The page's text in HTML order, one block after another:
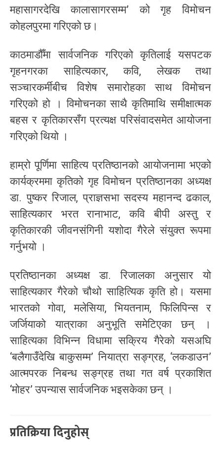
महासागरदेखि कालासागरसम्म’ को गृह विमोचन
कोहलपुरमा गरिएको छ।
काठमाडौँमा सार्वजनिक गरिएको कृतिलाई यसपटक
गृहनगरका साहित्यकार, कवि, लेखक तथा
सञ्चारकर्मीबीच विशेष समारोहका साथ विमोचन
गरिएको हो । विमोचनका साथै कृतिमाथि समीक्षात्मक
बहस र कृतिकारसँग प्रत्यक्ष परिसंवादसमेत आयोजना
गरिएको थियो ।
हाम्रो पूर्णिमा साहित्य प्रतिष्ठानको आयोजनामा भएको
कार्यक्रममा कृतिको गृह विमोचन प्रतिष्ठानका अध्यक्ष
डा. पुष्कर रिजाल, प्राज्ञसभा सदस्य महानन्द ढकाल,
साहित्यकार भरत रानाभाट, कवि बीपी अस्तु र
कृतिकारकी जीवनसंगिनी यशोदा गैरेले संयुक्त रूपमा
गर्नुभयो ।
प्रतिष्ठानका अध्यक्ष डा. रिजालका अनुसार यो
साहित्यकार गैरेको चौथो साहित्यिक कृति हो। यसमा
भारतको गोवा, मलेसिया, भियतनाम, फिलिपिन्स र
जर्जियाको यात्राका अनुभूति समेटिएका छन् ।
साहित्यका विभिन्न विधामा सक्रिय गैरेको यसअघि
‘बलैगाउँदेखि बाकुसम्म’ नियात्रा सङ्ग्रह, ‘लकडाउन’
आत्मपरक निबन्ध सङ्ग्रह तथा गत वर्ष प्रकाशित
‘मोहर’ उपन्यास सार्वजनिक भइसकेका छन् ।
प्रतिक्रिया दिनुहोस्